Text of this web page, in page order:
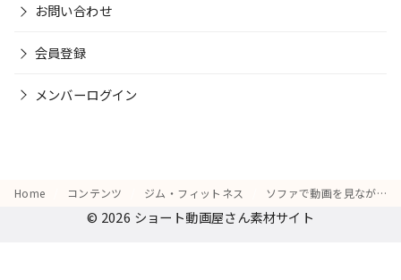
お問い合わせ
会員登録
メンバーログイン
Home コンテンツ ジム・フィットネス ソファで動画を見ながら、「これなら続けられるかも」と微笑む表情
© 2026 ショート動画屋さん素材サイト